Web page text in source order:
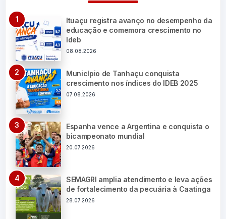
Ituaçu registra avanço no desempenho da
educação e comemora crescimento no
Ideb
08.08.2026
Município de Tanhaçu conquista
crescimento nos índices do IDEB 2025
07.08.2026
Espanha vence a Argentina e conquista o
bicampeonato mundial
20.07.2026
SEMAGRI amplia atendimento e leva ações
de fortalecimento da pecuária à Caatinga
28.07.2026